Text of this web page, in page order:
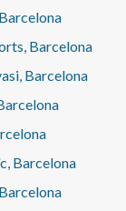
Barcelona
Barcelona
Barcelona